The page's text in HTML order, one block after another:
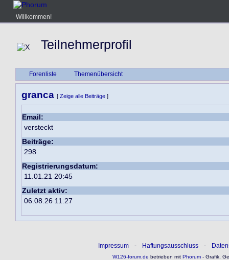
Willkommen!
Teilnehmerprofil
Forenliste Themenübersicht
granca [ Zeige alle Beiträge ]
Email:
versteckt
Beiträge:
298
Registrierungsdatum:
11.01.21 20:45
Zuletzt aktiv:
06.08.26 11:27
Impressum - Haftungsausschluss -
W126-forum.de betrieben mitPhorum- Grafik,